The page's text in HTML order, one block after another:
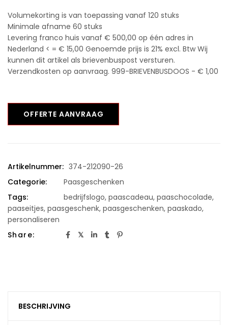
Volumekorting is van toepassing vanaf 120 stuks
Minimale afname 60 stuks
Levering franco huis vanaf € 500,00 op één adres in
Nederland < = € 15,00 Genoemde prijs is 21% excl. Btw Wij
kunnen dit artikel als brievenbuspost versturen.
Verzendkosten op aanvraag. 999-BRIEVENBUSDOOS - € 1,00
OFFERTE AANVRAAG
Artikelnummer: 374-212090-26
Categorie:
Paasgeschenken
Tags:
bedrijfslogo, paascadeau, paaschocolade,
paaseitjes, paasgeschenk, paasgeschenken, paaskado,
personaliseren
Share:
BESCHRIJVING